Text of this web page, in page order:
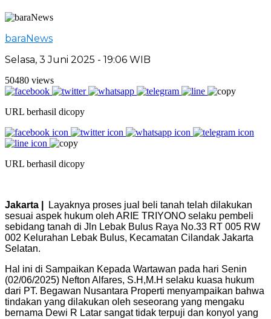
baraNews
Selasa, 3 Juni 2025 - 19:06 WIB
50480 views
URL berhasil dicopy
URL berhasil dicopy
Jakarta |
Layaknya proses jual beli tanah telah dilakukan
sesuai aspek hukum oleh ARIE TRIYONO selaku pembeli
sebidang tanah di Jln Lebak Bulus Raya No.33 RT 005 RW
002 Kelurahan Lebak Bulus, Kecamatan Cilandak Jakarta
Selatan.
Hal ini di Sampaikan Kepada Wartawan pada hari Senin
(02/06/2025) Nefton Alfares, S.H,M.H selaku kuasa hukum
dari PT. Begawan Nusantara Properti menyampaikan bahwa
tindakan yang dilakukan oleh seseorang yang mengaku
bernama Dewi R Latar sangat tidak terpuji dan konyol yang